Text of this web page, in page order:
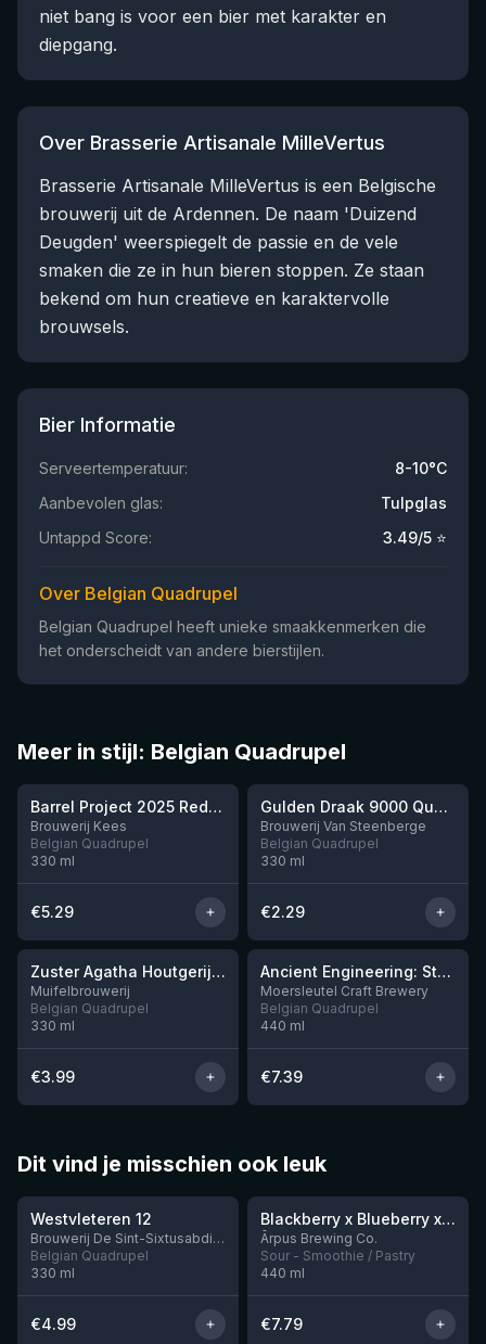
niet bang is voor een bier met karakter en
diepgang.
Over Brasserie Artisanale MilleVertus
Brasserie Artisanale MilleVertus is een Belgische
brouwerij uit de Ardennen. De naam 'Duizend
Deugden' weerspiegelt de passie en de vele
smaken die ze in hun bieren stoppen. Ze staan
bekend om hun creatieve en karaktervolle
brouwsels.
Bier Informatie
Serveertemperatuur:
8-10°C
Aanbevolen glas:
Tulpglas
Untappd Score:
3.49/5 ⭐
Over Belgian Quadrupel
Belgian Quadrupel heeft unieke smaakkenmerken die
het onderscheidt van andere bierstijlen.
Meer in stijl: Belgian Quadrupel
★3.97
Barrel Project 2025 Red Wine Aged In Red Wine Barrels. (Collab With Tartarus Brewing)
Brouwerij Kees
Belgian Quadrupel
330 ml
€5.29
★3.82
Gulden Draak 9000 Quadruple
Brouwerij Van Steenberge
Belgian Quadrupel
330 ml
€2.29
★3.81
Zuster Agatha Houtgerijpt 2022
Muifelbrouwerij
Belgian Quadrupel
330 ml
€3.99
★3.91
Ancient Engineering: Stone Quern
Moersleutel Craft Brewery
Belgian Quadrupel
440 ml
€7.39
Dit vind je misschien ook leuk
★4.46
Westvleteren 12
Brouwerij De Sint-Sixtusabdij van Westvleteren
Belgian Quadrupel
330 ml
€4.99
Nog 9
★4.3
Blackberry x Blueberry x Mango x Pineapple x Peanut Butter Smoothie Sour Ale
Ārpus Brewing Co.
Sour - Smoothie / Pastry
440 ml
€7.79
★ 4.48 ★ 4.53